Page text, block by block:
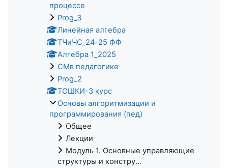
процессе
Prog_3
Линейная алгебра
ТЧиЧС_24-25 ФФ
Алгебра 1_2025
СМв педагогике
Prog_2
ТОШКИ-3 курс
Основы алгоритмизации и
программирования (пед)
Общее
Лекции
Модуль 1. Основные управляющие
структуры и констру...